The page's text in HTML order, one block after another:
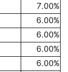
7.00%
6.00%
6.00%
6.00%
6.00%